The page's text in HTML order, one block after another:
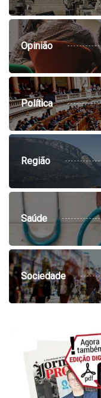
Opinião
Política
Região
Saúde
Sociedade